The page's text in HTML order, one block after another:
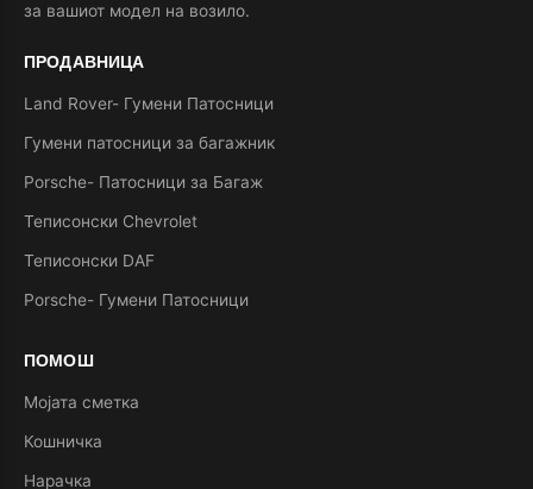
за вашиот модел на возило.
ПРОДАВНИЦА
Land Rover- Гумени Патосници
Гумени патосници за багажник
Porsche- Патосници за Багаж
Теписонски Chevrolet
Теписонски DAF
Porsche- Гумени Патосници
ПОМОШ
Мојата сметка
Кошничка
Нарачка